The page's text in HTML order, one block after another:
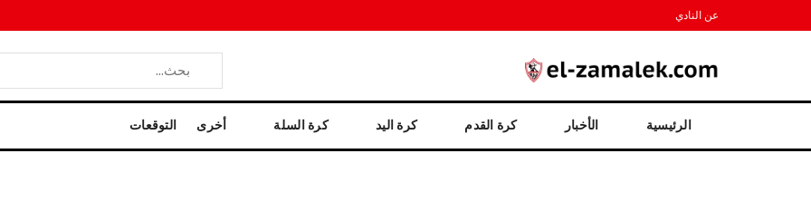
عن النادي
الرئيسية الأخبار كرة القدم كرة اليد كرة السلة أخرى التوقعات